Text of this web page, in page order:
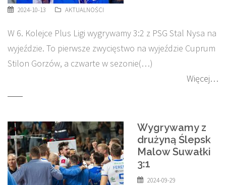
2024-10-13 AKTUALNOŚCI
W 6. Kolejce Plus Ligi wygrywamy 3:2 z PSG Stal Nysa na
wyjeździe. To pierwsze zwycięstwo na wyjeździe Cuprum
Stilon Gorzów, a czwarte w sezonie(…)
Więcej…
Wygrywamy z
drużyną Ślepsk
Malow Suwałki
3:1
2024-09-29